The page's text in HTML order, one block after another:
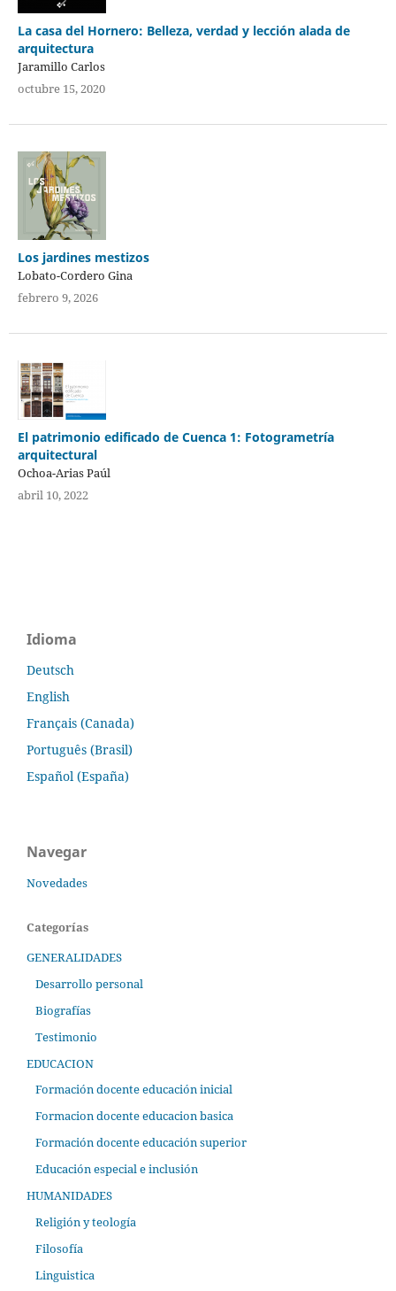
La casa del Hornero: Belleza, verdad y lección alada de
arquitectura
Jaramillo Carlos
octubre 15, 2020
Los jardines mestizos
Lobato-Cordero Gina
febrero 9, 2026
El patrimonio edificado de Cuenca 1: Fotogrametría
arquitectural
Ochoa-Arias Paúl
abril 10, 2022
Idioma
Deutsch
English
Français (Canada)
Português (Brasil)
Español (España)
Navegar
Novedades
Categorías
GENERALIDADES
Desarrollo personal
Biografías
Testimonio
EDUCACION
Formación docente educación inicial
Formacion docente educacion basica
Formación docente educación superior
Educación especial e inclusión
HUMANIDADES
Religión y teología
Filosofía
Linguistica